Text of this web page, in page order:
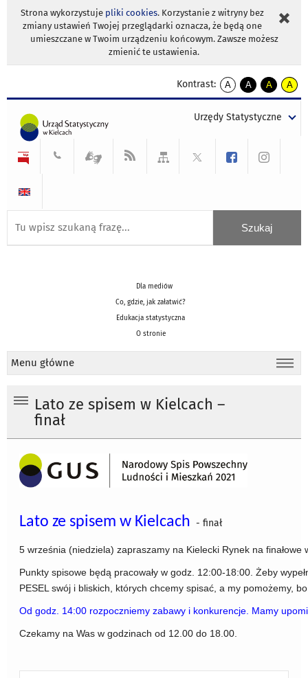
Strona wykorzystuje pliki cookies. Korzystanie z witryny bez
zmiany ustawień Twojej przeglądarki oznacza, że będą one
umieszczane w Twoim urządzeniu końcowym. Zawsze możesz
zmienić te ustawienia.
Kontrast:
A
kontrast
A
kontrast
tekst
czarnym
A
kontrast
tekst
czarnym
A
tekst
żółtym
Urzędy Statystyczne
Dla mediów
Co, gdzie, jak załatwić?
Edukacja statystyczna
O stronie
Menu główne
Lato ze spisem w Kielcach –
finał
Lato ze spisem w Kielcach - finał
5 września (niedziela) zapraszamy na Kielecki Rynek na
Punkty spisowe będą pracowały w godz. 12:00-18:00. Żeby
PESEL swój i bliskich, których chcemy spisać, a my pomożemy,
Od godz. 14:00 rozpoczniemy zabawy i konkurencje. Mamy
Czekamy na Was w godzinach od 12.00 do 18.00.